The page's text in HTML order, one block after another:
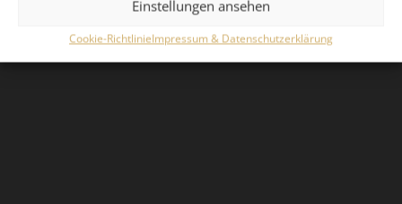
Einstellungen ansehen
Cookie-RichtlinieImpressum & Datenschutzerklärung